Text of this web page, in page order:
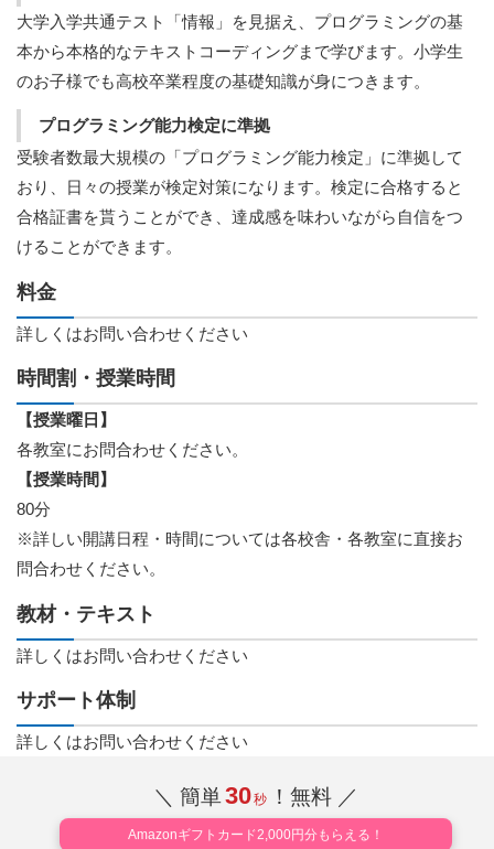
大学入学共通テスト「情報」を見据え、プログラミングの基
本から本格的なテキストコーディングまで学びます。小学生
のお子様でも高校卒業程度の基礎知識が身につきます。
プログラミング能力検定に準拠
受験者数最大規模の「プログラミング能力検定」に準拠して
おり、日々の授業が検定対策になります。検定に合格すると
合格証書を貰うことができ、達成感を味わいながら自信をつ
けることができます。
料金
詳しくはお問い合わせください
時間割・授業時間
【授業曜日】
各教室にお問合わせください。
【授業時間】
80分
※詳しい開講日程・時間については各校舎・各教室に直接お
問合わせください。
教材・テキスト
詳しくはお問い合わせください
サポート体制
詳しくはお問い合わせください
＼ 簡単30秒 ！無料 ／
Amazonギフトカード2,000円分もらえる！